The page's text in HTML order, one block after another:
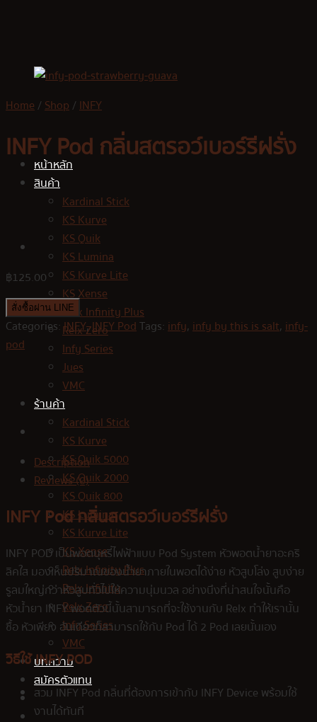
หน้าหลัก
สินค้า
Kardinal Stick
KS Kurve
KS Quik
KS Lumina
KS Kurve Lite
KS Xense
Relx Infinity Plus
Relx Zero
Infy Series
Jues
VMC
ร้านค้า
Kardinal Stick
KS Kurve
KS Quik 5000
KS Quik 2000
KS Quik 800
KS Lumina
KS Kurve Lite
KS Xense
Relx Infinity Plus
Relx Infinity
Relx Zero
Infy Series
VMC
บทความ
สมัครตัวแทน
Home/Shop/INFY
INFY Pod กลิ่นสตรอว์เบอร์รีฝรั่ง
฿125.00
สั่งซื้อผ่าน LINE
Categories:INFY,INFY PodTags:infy,infy by this is salt,infy-
pod
Description
Reviews (0)
INFY Pod กลิ่นสตรอว์เบอร์รีฝรั่ง
INFY POD เป็นพอตบุหรี่ไฟฟ้าแบบ Pod System หัวพอตน้ำยาอะคริ
ลิคใส มองเห็นปริมาณของน้ำยาภายในพอตได้ง่าย หัวสูบโล่ง สูบง่าย
รูลมใหญ่กว่าหัวสูบทั่วไปให้ความนุ่มนวล อย่างนึงที่น่าสนใจนั้นคือ
หัวน้ำยา INFY พอตตัวนี้นั้นสามารถที่จะใช้งานกับ Relx ทำให้เรานั้น
ซื้อ หัวเพียง อันเดียวก็สามารถใช้กับ Pod ได้ 2 Pod เลยนั้นเอง
วิธีใช้ INFY POD
สวม INFY Pod กลิ่นที่ต้องการเข้ากับ INFY Device พร้อมใช้
งานได้ทันที